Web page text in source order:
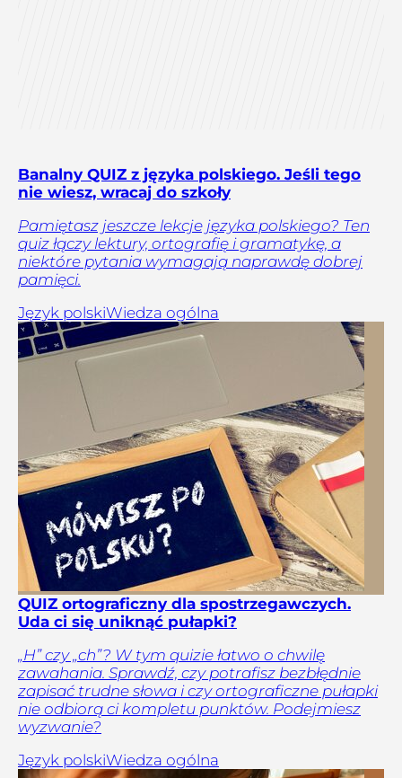
Banalny QUIZ z języka polskiego. Jeśli tego
nie wiesz, wracaj do szkoły
Pamiętasz jeszcze lekcje języka polskiego? Ten
quiz łączy lektury, ortografię i gramatykę, a
niektóre pytania wymagają naprawdę dobrej
pamięci.
Język polskiWiedza ogólna
QUIZ ortograficzny dla spostrzegawczych.
Uda ci się uniknąć pułapki?
„H” czy „ch”? W tym quizie łatwo o chwilę
zawahania. Sprawdź, czy potrafisz bezbłędnie
zapisać trudne słowa i czy ortograficzne pułapki
nie odbiorą ci kompletu punktów. Podejmiesz
wyzwanie?
Język polskiWiedza ogólna